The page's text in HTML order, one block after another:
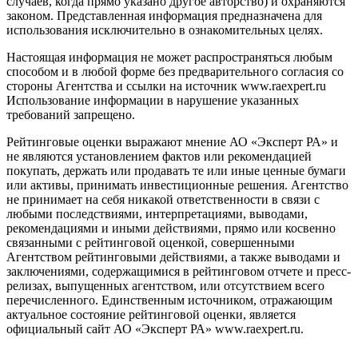
законом. Представленная информация предназначена для
использования исключительно в ознакомительных целях.
Настоящая информация не может распространяться любым
способом и в любой форме без предварительного согласия со
стороны Агентства и ссылки на источник www.raexpert.ru
Использование информации в нарушение указанных
требований запрещено.
Рейтинговые оценки выражают мнение АО «Эксперт РА» и
не являются установлением фактов или рекомендацией
покупать, держать или продавать те или иные ценные бумаги
или активы, принимать инвестиционные решения. Агентство
не принимает на себя никакой ответственности в связи с
любыми последствиями, интерпретациями, выводами,
рекомендациями и иными действиями, прямо или косвенно
связанными с рейтинговой оценкой, совершенными
Агентством рейтинговыми действиями, а также выводами и
заключениями, содержащимися в рейтинговом отчете и пресс-
релизах, выпущенных агентством, или отсутствием всего
перечисленного. Единственным источником, отражающим
актуальное состояние рейтинговой оценки, является
официальный сайт АО «Эксперт РА» www.raexpert.ru.